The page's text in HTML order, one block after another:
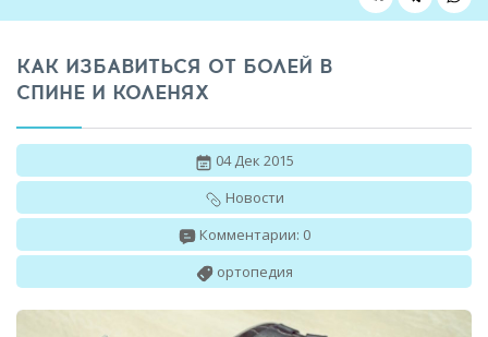
КАК ИЗБАВИТЬСЯ ОТ БОЛЕЙ В
СПИНЕ И КОЛЕНЯХ
04 Дек 2015
Новости
Комментарии: 0
ортопедия